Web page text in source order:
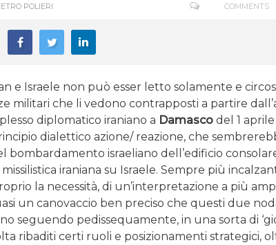
POLIERI COMMENTS
e Israele non può esser letto solamente e
militari che li vedono contrapposti a partire
diplomatico iraniano a Damasco del 1
dialettico azione/ reazione, che
bombardamento israeliano dell’edificio
missilistica iraniana su Israele. Sempre più
la necessità, di un’interpretazione a più
un canovaccio ben preciso che questi due
seguendo pedissequamente, in una sorta di
ribaditi certi ruoli e posizionamenti strategici,